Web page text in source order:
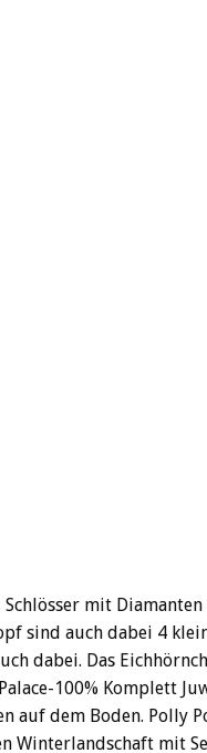
mit
sind auch dabei 4
dabei. Das
100% Komplett
auf dem Boden. Polly
Winterlandschaft mit